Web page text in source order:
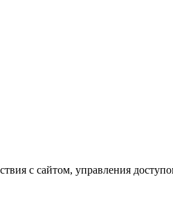
с сайтом, управления